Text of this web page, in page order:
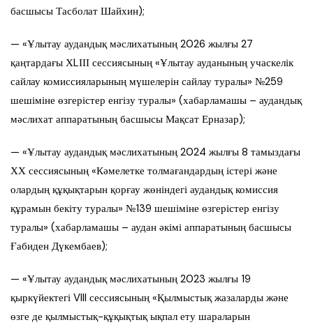
басшысы Тасболат Шайхин);
— «Ұлытау аудандық мәслихатының 2026 жылғы 27
қаңтардағы ХLІІІ сессиясының «Ұлытау ауданының учаскелік
сайлау комиссияларының мүшелерін сайлау туралы» №259
шешіміне өзгерістер енгізу туралы» (хабарламашы – аудандық
мәслихат аппаратының басшысы Мақсат Ерназар);
— «Ұлытау аудандық мәслихатының 2024 жылғы 8 тамыздағы
ХХ сессиясының «Кәмелетке толмағандардың істері және
олардың құқықтарын қорғау жөніндегі аудандық комиссия
құрамын бекіту туралы» №139 шешіміне өзгерістер енгізу
туралы» (хабарламашы – аудан әкімі аппаратының басшысы
Ғабиден Дүкембаев);
— «Ұлытау аудандық мәслихатының 2023 жылғы 19
қыркүйектегі VIII сессиясының «Қылмыстық жазаларды және
өзге де қылмыстық-құқықтық ықпал ету шараларын